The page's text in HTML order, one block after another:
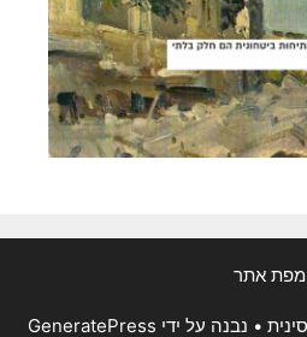
מפת אתר
• נבנה על ידי GeneratePress